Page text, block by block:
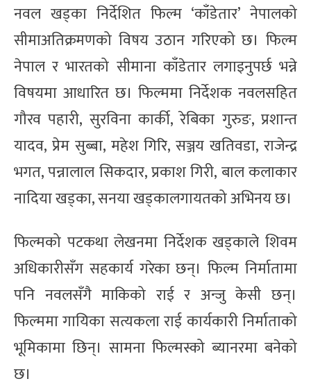
नवल खड्का निर्देशित फिल्म ‘काँडेतार’ नेपालको
सीमाअतिक्रमणको विषय उठान गरिएको छ। फिल्म
नेपाल र भारतको सीमाना काँडेतार लगाइनुपर्छ भन्ने
विषयमा आधारित छ। फिल्ममा निर्देशक नवलसहित
गौरव पहारी, सुरविना कार्की, रेबिका गुरुङ, प्रशान्त
यादव, प्रेम सुब्बा, महेश गिरि, सञ्जय खतिवडा, राजेन्द्र
भगत, पन्नालाल सिकदार, प्रकाश गिरी, बाल कलाकार
नादिया खड्का, सनया खड्कालगायतको अभिनय छ।
फिल्मको पटकथा लेखनमा निर्देशक खड्काले शिवम
अधिकारीसँग सहकार्य गरेका छन्। फिल्म निर्मातामा
पनि नवलसँगै माकिको राई र अन्जु केसी छन्।
फिल्ममा गायिका सत्यकला राई कार्यकारी निर्माताको
भूमिकामा छिन्। सामना फिल्मस्को ब्यानरमा बनेको
छ।